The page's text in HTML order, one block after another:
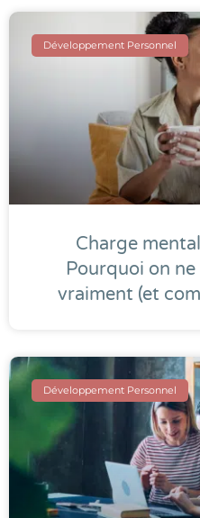
Développement Personnel
Charge
Pourquoi on
vraiment (et
Développement Personnel